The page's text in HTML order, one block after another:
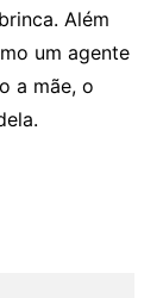
Além
um agente
a mãe, o